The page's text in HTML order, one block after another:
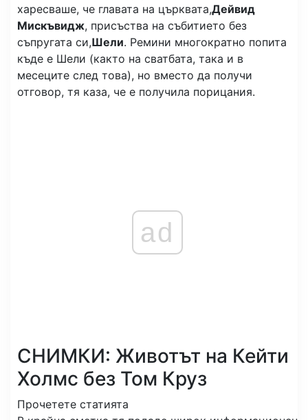
харесваше, че главата на църквата,Дейвид
Мискъвидж, присъства на събитието без
съпругата си,Шели. Ремини многократно попита
къде е Шели (както на сватбата, така и в
месеците след това), но вместо да получи
отговор, тя каза, че е получила порицания.
ad
СНИМКИ: Животът на Кейти
Холмс без Том Круз
Прочетете статията